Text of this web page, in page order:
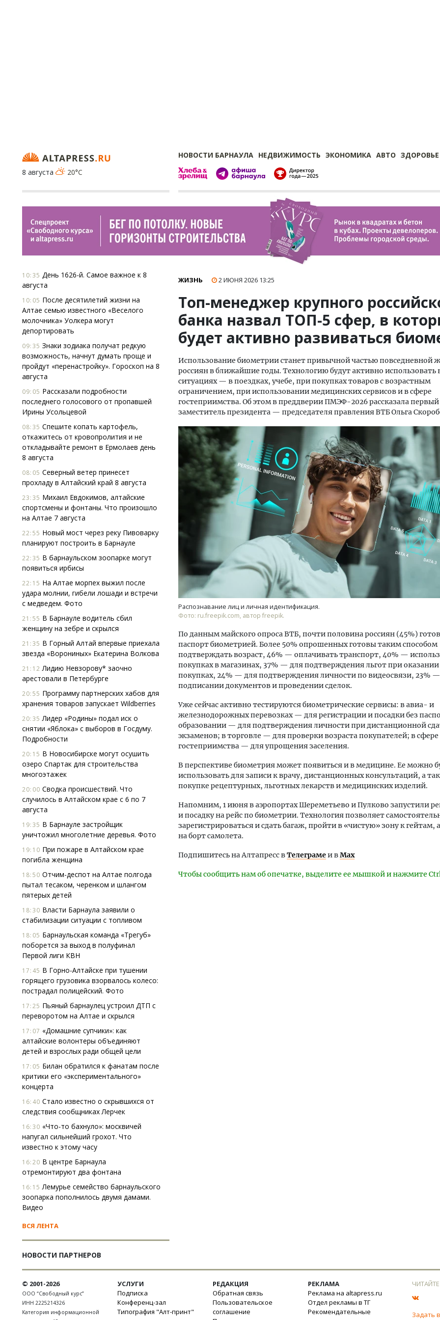
НОВОСТИ БАРНАУЛА НЕДВИЖИМОСТЬ ЭКОНОМИКА АВТО ЗДОРОВЬЕ
8 августа
20°C
10:35 День 1626-й. Самое важное к 8
августа
10:05 После десятилетий жизни на
Алтае семью известного «Веселого
молочника» Уолкера могут
депортировать
09:35 Знаки зодиака получат редкую
возможность, начнут думать проще и
пройдут «перенастройку». Гороскоп на 8
августа
09:05 Рассказали подробности
последнего голосового от пропавшей
Ирины Усольцевой
08:35 Спешите копать картофель,
откажитесь от кровопролития и не
откладывайте ремонт в Ермолаев день
8 августа
08:05 Северный ветер принесет
прохладу в Алтайский край 8 августа
23:35 Михаил Евдокимов, алтайские
спортсмены и фонтаны. Что произошло
на Алтае 7 августа
22:55 Новый мост через реку Пивоварку
планируют построить в Барнауле
22:35 В барнаульском зоопарке могут
появиться ирбисы
22:15 На Алтае морпех выжил после
удара молнии, гибели лошади и встречи
с медведем. Фото
21:55 В Барнауле водитель сбил
женщину на зебре и скрылся
21:35 В Горный Алтай впервые приехала
звезда «Ворониных» Екатерина Волкова
21:12 Лидию Невзорову* заочно
арестовали в Петербурге
20:55 Программу партнерских хабов для
хранения товаров запускает Wildberries
20:35 Лидер «Родины» подал иск о
снятии «Яблока» с выборов в Госдуму.
Подробности
20:15 В Новосибирске могут осушить
озеро Спартак для строительства
многоэтажек
20:00 Сводка происшествий. Что
случилось в Алтайском крае с 6 по 7
августа
19:35 В Барнауле застройщик
уничтожил многолетние деревья. Фото
19:10 При пожаре в Алтайском крае
погибла женщина
18:50 Отчим-деспот на Алтае полгода
пытал тесаком, черенком и шлангом
пятерых детей
18:30 Власти Барнаула заявили о
стабилизации ситуации с топливом
18:05 Барнаульская команда «Трегуб»
поборется за выход в полуфинал
Первой лиги КВН
17:45 В Горно-Алтайске при тушении
горящего грузовика взорвалось колесо:
пострадал полицейский. Фото
17:25 Пьяный барнаулец устроил ДТП с
переворотом на Алтае и скрылся
17:07 «Домашние супчики»: как
алтайские волонтеры объединяют
детей и взрослых ради общей цели
17:05 Билан обратился к фанатам после
критики его «экспериментального»
концерта
16:40 Стало известно о скрывшихся от
следствия сообщниках Лерчек
16:30 «Что-то бахнуло»: москвичей
напугал сильнейший грохот. Что
известно к этому часу
16:20 В центре Барнаула
отремонтируют два фонтана
16:15 Лемурье семейство барнаульского
зоопарка пополнилось двумя дамами.
Видео
ВСЯ ЛЕНТА
НОВОСТИ ПАРТНЕРОВ
ЖИЗНЬ 2 ИЮНЯ 2026 13:25
Топ-менеджер крупного
банка назвал ТОП-5 сфер, в
будет активно развиваться
Использование биометрии станет привычной частью повседневной
россиян в ближайшие годы. Технологию будут активно использовать
ситуациях — в поездках, учебе, при покупках товаров с возрастным
ограничением, при использовании медицинских сервисов и в сфере
гостеприимства. Об этом в преддверии ПМЭФ-2026 рассказала первый
заместитель президента — председателя правления ВТБ Ольга
Распознавание лиц и личная идентификация.
Фото: ru.freepik.com, автор freepik.
По данным майского опроса ВТБ, почти половина россиян (45%)
паспорт биометрией. Более 50% опрошенных готовы таким способом
подтверждать возраст, 46% — оплачивать транспорт, 40% —
покупках в магазинах, 37% — для подтверждения льгот при оказании
покупках, 24% — для подтверждения личности по видеосвязи, 23%
подписании документов и проведении сделок.
Уже сейчас активно тестируются биометрические сервисы: в авиа- и
железнодорожных перевозках — для регистрации и посадки без
образовании — для подтверждения личности при дистанционной
экзаменов; в торговле — для проверки возраста покупателей; в сфере
гостеприимства — для упрощения заселения.
В перспективе биометрия может появиться и в медицине. Ее можно
использовать для записи к врачу, дистанционных консультаций, а
покупке рецептурных, льготных лекарств и медицинских изделий.
Напомним, 1 июня в аэропортах Шереметьево и Пулково запустили
и посадку на рейс по биометрии. Технология позволяет
зарегистрироваться и сдать багаж, пройти в «чистую» зону к гейтам,
на борт самолета.
Подпишитесь на Алтапресс вТелеграмеи вMax
Чтобы сообщить нам об опечатке, выделите ее мышкой и нажмите
Архитектурный код начинается с
земли. Мощение крупноформатными
плитами становится новым
СТРОИТЕЛЬСТВО
Смелость архитектурных идей.
Генеральный директор компании
ЗИАС — об эстетике городов,
трендах в фасадах и развитии рынка
СТРОИТЕЛЬСТВО
Ищем новые берега.
«Жилищной инициативы»
Гатилов — о том, как
оставаться на плаву,
штормит
СТРОИТЕЛЬСТВО
© 2001-2026
ООО “Свободный курс”
ИНН 2225214326
Категория информационной
УСЛУГИ
Подписка
Конференц-зал
Типография "Алт-принт"
РЕДАКЦИЯ
Обратная связь
Пользовательское
соглашение
РЕКЛАМА
Реклама на altapress.ru
Отдел рекламы в ТГ
Рекомендательные
Задать